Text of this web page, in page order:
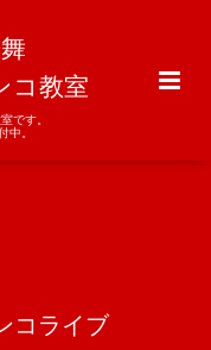
コ教室
です。
中。
コライブ